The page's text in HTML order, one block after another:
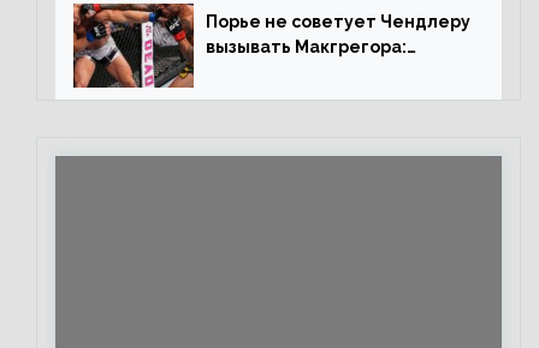
Порье не советует Чендлеру
вызывать Макгрегора:
каждом бою, а Конор умеет